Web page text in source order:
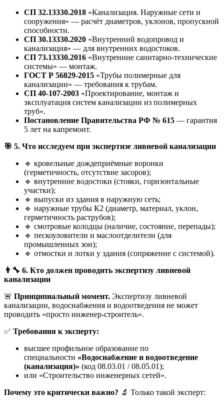
СП 32.13330.2018 «Канализация. Наружные сети и
сооружения» — расчёт диаметров, уклонов, пропускной
способности.
СП 30.13330.2020 «Внутренний водопровод и
канализация» — для внутренних водостоков.
СП 73.13330.2016 «Внутренние санитарно-технические
системы» — монтаж.
ГОСТ Р 56829-2015 «Трубы полимерные для
канализации» — требования к трубам.
СП 40-107-2003 «Проектирование, монтаж и
эксплуатация систем канализации из полимерных
труб».
Постановление Правительства РФ № 615 — гарантия
5 лет на капремонт.
🎯 5. Что исследуем при экспертизе ливневой канализации
🔹 кровельные дождеприёмные воронки
(герметичность, отсутствие засоров);
🔹 внутренние водостоки (стояки, горизонтальные
участки);
🔹 выпуски из здания в наружную сеть;
🔹 наружные трубы К2 (диаметр, материал, уклон,
герметичность раструбов);
🔹 смотровые колодцы (наличие, состояние, перепады);
🔹 пескоуловители и маслоотделители (для
промышленных зон);
🔹 отмостки и лотки у здания (сопряжение с системой).
👨 6. Кто должен проводить экспертизу ливневой
канализации
🚨 Принципиальный момент. Экспертизу ливневой
канализации, водоснабжения и водоотведения не может
проводить «просто инженер-строитель».
✅ Требования к эксперту:
высшее профильное образование по
специальности «Водоснабжение и водоотведение
(канализация)» (код 08.03.01 / 08.05.01);
или «Строительство инженерных сетей».
Почему это критически важно? 🔬 Только такой эксперт: